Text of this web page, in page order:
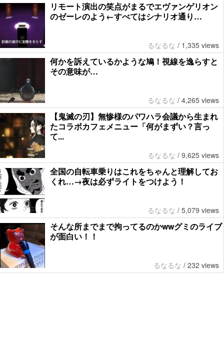
リモート演出の笑点がまるでエヴァンゲリオン
のゼーレのよう←すべてはシナリオ通り…
るなるな / 1,335 views
何かを訴えているかような鳩！視線を逸らすと
その意味が…
るなるな / 4,265 views
【鬼滅の刃】無惨様のパワハラ会議から生まれ
たコラボカフェメニュー「何がまずい？言っ
て...
るなるな / 9,625 views
全国の自転車乗りはこれをちゃんと理解してお
くれ…→夜は必ずライトをつけよう！
るなるな / 5,079 views
そんな所までまで拘ってるのかwwグミのライブ
が面白い！！
るなるな / 232 views